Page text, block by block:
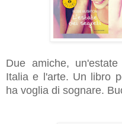
Due amiche,
Italia e l'arte. Un libro
ha voglia di sognare.